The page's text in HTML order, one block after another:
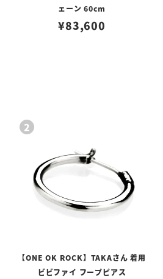
ェーン 60cm
¥83,600
【ONE OK ROCK】TAKAさん 着用
ビビファイ フープピアス